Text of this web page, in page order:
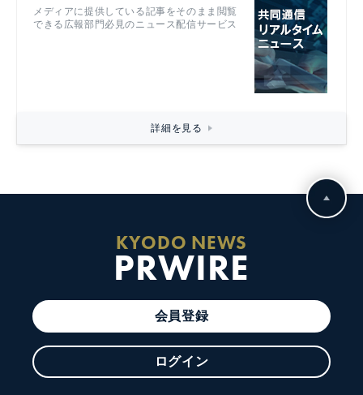
メディアに提供している記事をそのまま閲覧
できる広報部門必見のニュース配信サービス
詳細を見る
KYODO NEWS
PRWIRE
会員登録
ログイン